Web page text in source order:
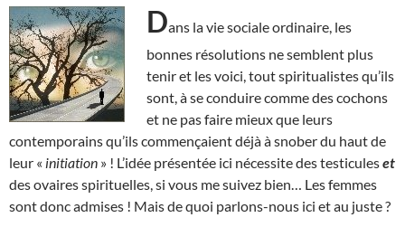
Dans la vie sociale ordinaire, les
bonnes résolutions ne semblent plus
tenir et les voici, tout spiritualistes qu’ils
sont, à se conduire comme des cochons
et ne pas faire mieux que leurs
contemporains qu’ils commençaient déjà à snober du haut de
leur « initiation » ! L’idée présentée ici nécessite des testiculeset
des ovaires spirituelles, si vous me suivez bien… Les femmes
sont donc admises ! Mais de quoi parlons-nous ici et au juste ?